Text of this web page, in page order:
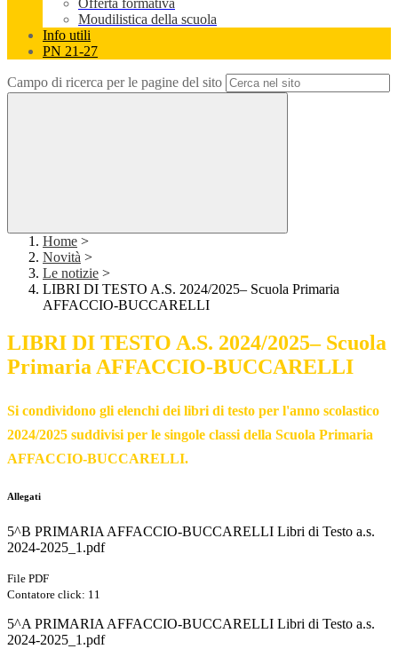
Offerta formativa
Moudilistica della scuola
Info utili
PN 21-27
Campo di ricerca per le pagine del sito
Home >
Novità >
Le notizie >
LIBRI DI TESTO A.S. 2024/2025– Scuola Primaria
AFFACCIO-BUCCARELLI
LIBRI DI TESTO A.S. 2024/2025– Scuola
Primaria AFFACCIO-BUCCARELLI
Si condividono gli elenchi dei libri di testo per l'anno scolastico
2024/2025 suddivisi per le singole classi della Scuola Primaria
AFFACCIO-BUCCARELLI.
Allegati
5^B PRIMARIA AFFACCIO-BUCCARELLI Libri di Testo a.s.
2024-2025_1.pdf
File PDF
Contatore click: 11
5^A PRIMARIA AFFACCIO-BUCCARELLI Libri di Testo a.s.
2024-2025_1.pdf